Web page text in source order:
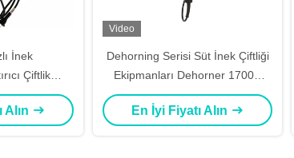
İnek
Çiftlik
Güç
Alın
Video
Dehorning Serisi Süt İnek Çiftliği
Ekipmanları Dehorner 1700w
Güç
En İyi Fiyatı Alın